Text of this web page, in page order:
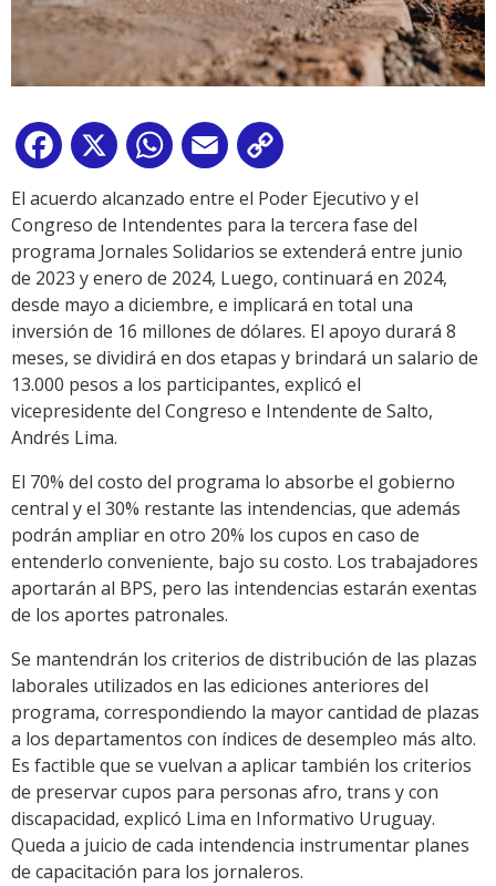
Facebook
X WhatsApp
Email
Link
El acuerdo alcanzado entre el Poder Ejecutivo y el
Congreso de Intendentes para la tercera fase del
programa Jornales Solidarios se extenderá entre junio
de 2023 y enero de 2024, Luego, continuará en 2024,
desde mayo a diciembre, e implicará en total una
inversión de 16 millones de dólares. El apoyo durará 8
meses, se dividirá en dos etapas y brindará un salario de
13.000 pesos a los participantes, explicó el
vicepresidente del Congreso e Intendente de Salto,
Andrés Lima.
El 70% del costo del programa lo absorbe el gobierno
central y el 30% restante las intendencias, que además
podrán ampliar en otro 20% los cupos en caso de
entenderlo conveniente, bajo su costo. Los trabajadores
aportarán al BPS, pero las intendencias estarán exentas
de los aportes patronales.
Se mantendrán los criterios de distribución de las plazas
laborales utilizados en las ediciones anteriores del
programa, correspondiendo la mayor cantidad de plazas
a los departamentos con índices de desempleo más alto.
Es factible que se vuelvan a aplicar también los criterios
de preservar cupos para personas afro, trans y con
discapacidad, explicó Lima en Informativo Uruguay.
Queda a juicio de cada intendencia instrumentar planes
de capacitación para los jornaleros.